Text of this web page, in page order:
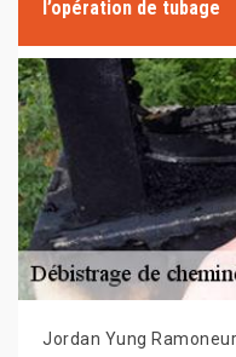
l’opération de tubage
Jordan Yung